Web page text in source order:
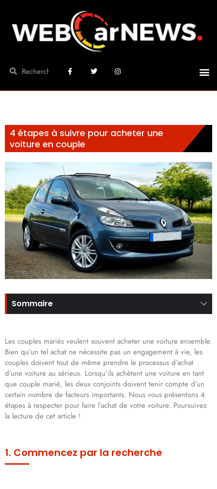
4 étapes à suivre pour acheter une
voiture en couple
Sommaire
Les couples mariés veulent souvent acheter une voiture ensemble.
Bien qu’un tel achat ne nécessite pas un engagement à vie, les
couples doivent tout de même prendre le processus d’achat
d’une voiture au sérieux. Lorsqu’ils achètent une voiture en tant
que couple marié, les deux conjoints doivent tenir compte d’un
certain nombre de facteurs importants. Nous vous présentons 4
étapes à respecter pour faire l’achat de votre voiture. Poursuivez
la lecture de cet article !
1. Commencez par la recherche